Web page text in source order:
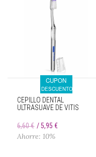
CUPON
DESCUENTO
CEPILLO DENTAL
ULTRASUAVE DE VITIS
6,60 € 5,95 €
Ahorre: 10%